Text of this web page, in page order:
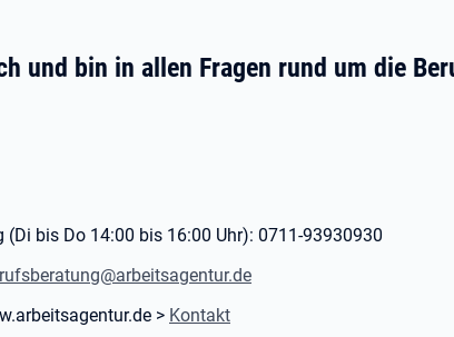
und bin in allen Fragen rund um die
(Di bis Do 14:00 bis 16:00 Uhr): 0711-93930930
> Kontakt